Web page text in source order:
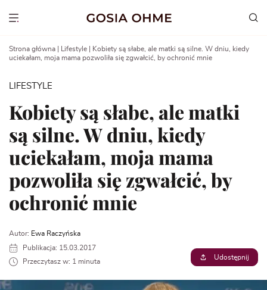
Show menu
Strona główna Lifestyle
Kobiety są słabe, ale matki są silne. W dniu, kiedy
uciekałam, moja mama pozwoliła się zgwałcić, by ochronić mnie
LIFESTYLE
Kobiety są słabe, ale matki
są silne. W dniu, kiedy
uciekałam, moja mama
pozwoliła się zgwałcić, by
ochronić mnie
Autor: Ewa Raczyńska
Publikacja: 15.03.2017
Przeczytasz w: 1 minuta
Udostępnij